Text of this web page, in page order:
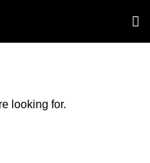
looking for.